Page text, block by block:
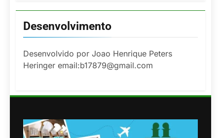
Desenvolvimento
Desenvolvido por Joao Henrique Peters
Heringer email:b17879@gmail.com